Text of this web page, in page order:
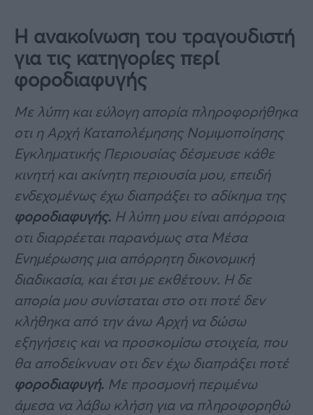
Η ανακοίνωση του τραγουδιστή
για τις κατηγορίες περί
φοροδιαφυγής
Με λύπη και εύλογη απορία πληροφορήθηκα
οτι η Αρχή Καταπολέμησης Νομιμοποίησης
Εγκληματικής Περιουσίας δέσμευσε κάθε
κινητή και ακίνητη περιουσία μου, επειδή
ενδεχομένως έχω διαπράξει το αδίκημα της
φοροδιαφυγής. Η λύπη μου είναι απόρροια
οτι διαρρέεται παρανόμως στα Μέσα
Ενημέρωσης μια απόρρητη δικονομική
διαδικασία, και έτσι με εκθέτουν. Η δε
απορία μου συνίσταται στο οτι ποτέ δεν
κλήθηκα από την άνω Αρχή να δώσω
εξηγήσεις και να προσκομίσω στοιχεία, που
θα αποδείκνυαν οτι δεν έχω διαπράξει ποτέ
φοροδιαφυγή. Με προσμονή περιμένω
άμεσα να λάβω κλήση για να πληροφορηθώ